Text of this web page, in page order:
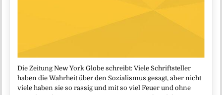
Die Zeitung New York Globe schreibt: Viele Schriftsteller
haben die Wahrheit über den Sozialismus gesagt, aber nicht
viele haben sie so rassig und mit so viel Feuer und ohne